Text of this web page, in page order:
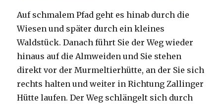
Auf schmalem Pfad geht es hinab durch die
Wiesen und später durch ein kleines
Waldstück. Danach führt Sie der Weg wieder
hinaus auf die Almweiden und Sie stehen
direkt vor der Murmeltierhütte, an der Sie sich
rechts halten und weiter in Richtung Zallinger
Hütte laufen. Der Weg schlängelt sich durch